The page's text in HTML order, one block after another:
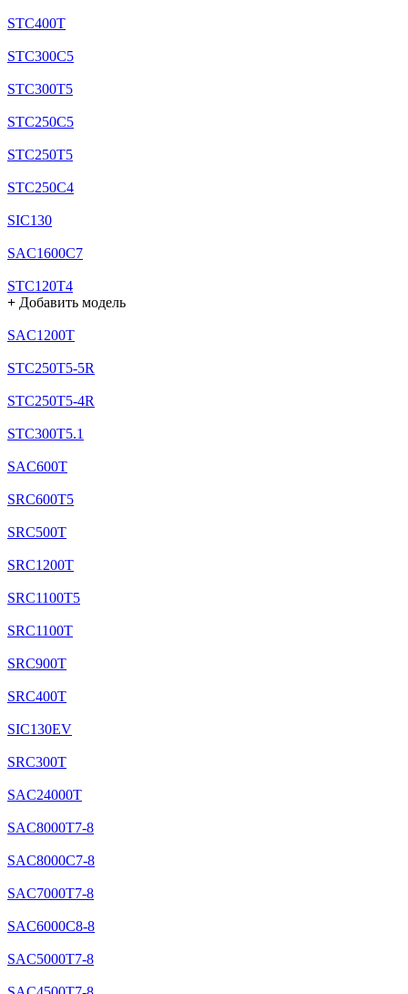
STC400T
STC300C5
STC300T5
STC250C5
STC250T5
STC250C4
SIC130
SAC1600C7
STC120T4
+ Добавить модель
SAC1200T
STC250T5-5R
STC250T5-4R
STC300T5.1
SAC600T
SRC600T5
SRC500T
SRC1200T
SRC1100T5
SRC1100T
SRC900T
SRC400T
SIC130EV
SRC300T
SAC24000T
SAC8000T7-8
SAC8000C7-8
SAC7000T7-8
SAC6000C8-8
SAC5000T7-8